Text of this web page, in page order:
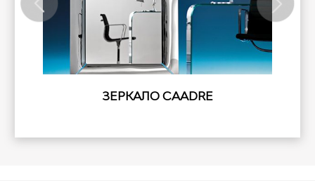
ЗЕРКАЛО CAADRE